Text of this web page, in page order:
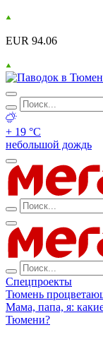
EUR 94.06
+ 19 °С
небольшой дождь
Спецпроекты
Тюмень
Мама, папа, я:
Тюмени?